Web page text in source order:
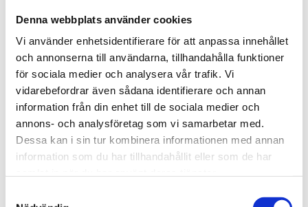
Denna webbplats använder cookies
Vi använder enhetsidentifierare för att anpassa innehållet
och annonserna till användarna, tillhandahålla funktioner
för sociala medier och analysera vår trafik. Vi
vidarebefordrar även sådana identifierare och annan
information från din enhet till de sociala medier och
annons- och analysföretag som vi samarbetar med.
Dessa kan i sin tur kombinera informationen med annan
information som du har tillhandahållit eller som de har
1/2" 12-kant hylsa
1/2" 12-kant hylsa